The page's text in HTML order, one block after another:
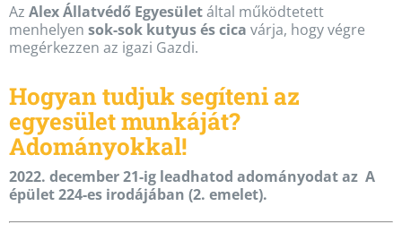
Az Alex Állatvédő Egyesületáltal működtetett
menhelyen sok-sok kutyus és cica várja, hogy végre
megérkezzen az igazi Gazdi.
Hogyan tudjuk segíteni az
egyesület munkáját?
Adományokkal!
2022. december 21-ig leadhatod adományodat az A
épület 224-es irodájában (2. emelet).